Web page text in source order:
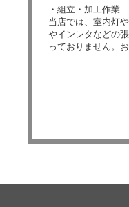
・組立・加工作業
当店では、室内灯
やインレタなどの
っておりません。